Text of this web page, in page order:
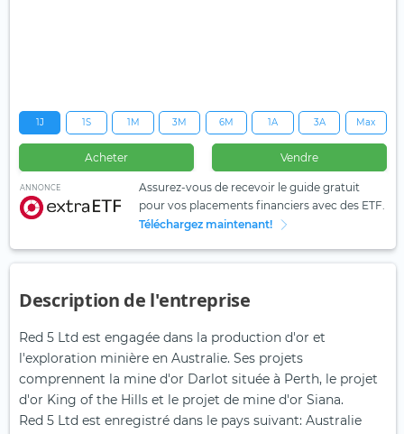
1J 1S 1M 3M 6M 1A 3A Max
Acheter Vendre
ANNONCE
Assurez-vous de recevoir le guide gratuit
pour vos placements financiers avec des ETF.
Téléchargez maintenant!
Description de l'entreprise
Red 5 Ltd est engagée dans la production d'or et
l'exploration minière en Australie. Ses projets
comprennent la mine d'or Darlot située à Perth, le projet
d'or King of the Hills et le projet de mine d'or Siana.
Red 5 Ltd est enregistré dans le pays suivant: Australie